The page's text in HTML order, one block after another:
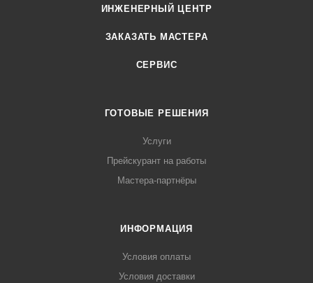
ИНЖЕНЕРНЫЙ ЦЕНТР
ЗАКАЗАТЬ МАСТЕРА
СЕРВИС
ГОТОВЫЕ РЕШЕНИЯ
Услуги
Прейскурант на работы
Мастера-партнёры
ИНФОРМАЦИЯ
Условия оплаты
Условия доставки